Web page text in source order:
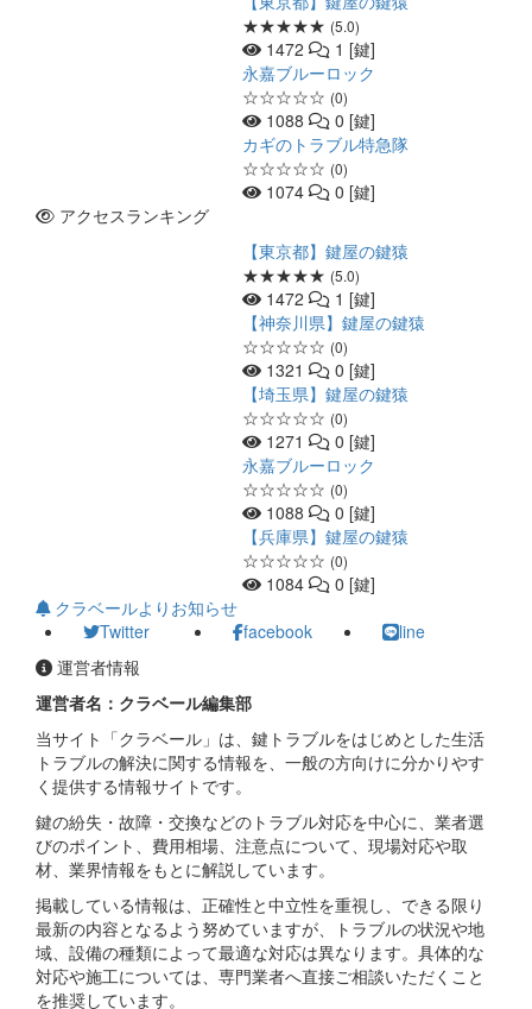
★★★★★ (5.0)
1472
1 [鍵]
永嘉ブルーロック
☆☆☆☆☆ (0)
1088
0 [鍵]
カギのトラブル特急隊
☆☆☆☆☆ (0)
1074
0 [鍵]
アクセスランキング
【東京都】鍵屋の鍵猿
★★★★★ (5.0)
1472
1 [鍵]
【神奈川県】鍵屋の鍵猿
☆☆☆☆☆ (0)
1321
0 [鍵]
【埼玉県】鍵屋の鍵猿
☆☆☆☆☆ (0)
1271
0 [鍵]
永嘉ブルーロック
☆☆☆☆☆ (0)
1088
0 [鍵]
【兵庫県】鍵屋の鍵猿
☆☆☆☆☆ (0)
1084
0 [鍵]
クラベールよりお知らせ
Twitter
facebook
line
運営者情報
運営者名：クラベール編集部
当サイト「クラベール」は、鍵トラブルをはじめとした生活
トラブルの解決に関する情報を、一般の方向けに分かりやす
く提供する情報サイトです。
鍵の紛失・故障・交換などのトラブル対応を中心に、業者選
びのポイント、費用相場、注意点について、現場対応や取
材、業界情報をもとに解説しています。
掲載している情報は、正確性と中立性を重視し、できる限り
最新の内容となるよう努めていますが、トラブルの状況や地
域、設備の種類によって最適な対応は異なります。具体的な
対応や施工については、専門業者へ直接ご相談いただくこと
を推奨しています。